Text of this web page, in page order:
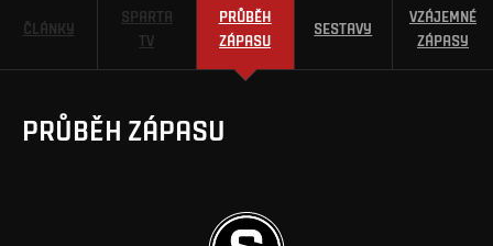
ČLÁNKY
SPARTA
TV
PRŮBĚH
ZÁPASU
SESTAVY
VZÁJEMNÉ
ZÁPASY
PRŮBĚH ZÁPASU